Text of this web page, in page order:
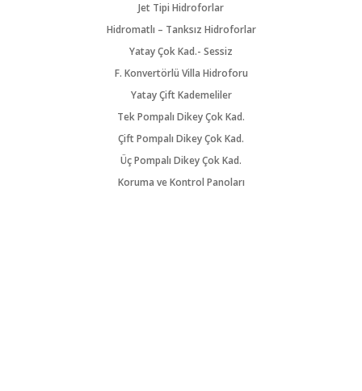
Jet Tipi Hidroforlar
Hidromatlı – Tanksız Hidroforlar
Yatay Çok Kad.- Sessiz
F. Konvertörlü Villa Hidroforu
Yatay Çift Kademeliler
Tek Pompalı Dikey Çok Kad.
Çift Pompalı Dikey Çok Kad.
Üç Pompalı Dikey Çok Kad.
Koruma ve Kontrol Panoları